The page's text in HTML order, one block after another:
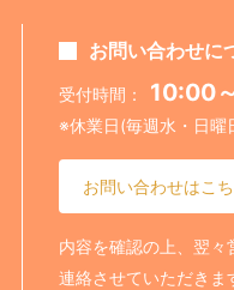
お問い合わせに
受付時間： 10:00
※休業日(毎週水・日曜
お問い合わせはこ
内容を確認の上、翌
連絡させていただきま